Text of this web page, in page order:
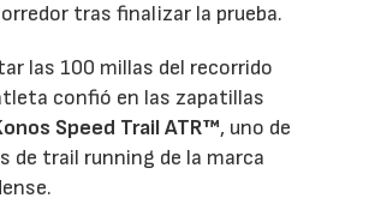
tras finalizar la prueba.
las 100 millas del recorrido
confió en las zapatillas
Speed Trail ATR™, uno de
de trail running de la marca